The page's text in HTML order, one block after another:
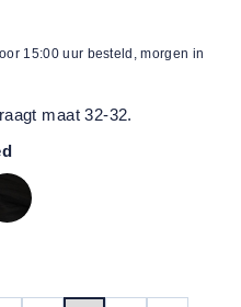
15:00 uur besteld, morgen in
maat 32-32.